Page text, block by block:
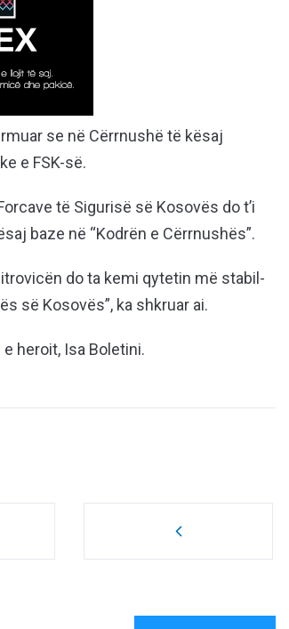
se në Cërrnushë të kësaj
e FSK-së.
të Sigurisë së Kosovës do t’i
baze në “Kodrën e Cërrnushës”.
do ta kemi qytetin më stabil-
së Kosovës”, ka shkruar ai.
heroit, Isa Boletini.